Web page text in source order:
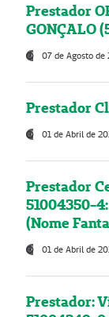
Prestador
GONÇALO
07 de Agosto de
Prestador
01 de Abril de
Prestador
51004350-
(Nome
01 de Abril de
Prestador: